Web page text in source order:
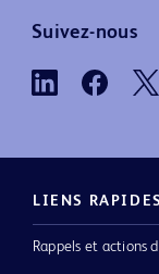
Suivez-nous
LIENS RAPIDES
Rappels et actions